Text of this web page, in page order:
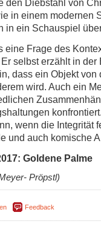
den Diebstahl von
in einem modernen
in ein Schauspiel
eine Frage des
selbst erzählt in
dass ein Objekt
wird. Auch ein
wenn die Integrität
und auch komische
Goldene Palme
Pröpstl)
Feedback